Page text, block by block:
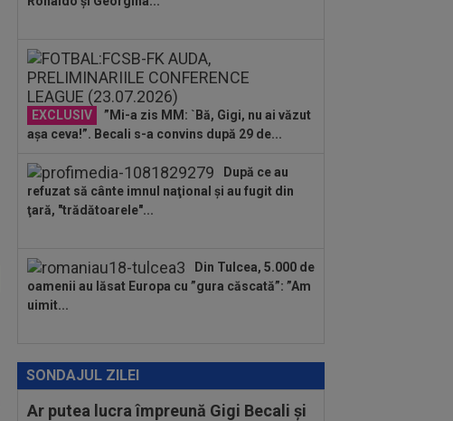
07:11 EXCLUSIV
”E grav ce se
07:10
Nana Falemi i-a spus lui Gigi
Becali ce decizie să ia cu Marius Baciu:
"Nu are...
00:46
VIDEO
Daniel Pancu a
”explodat”, după UTA - Rapid: ”Mamă,
00:41
EXCLUSIV
Atacant pentru
FCSB! A făcut anunțul ÎN DIRECT: ”Îi dau
eu lui Gigi unul bun”
EXCLUSIV
”Mi-a zis MM: `Bă, Gigi, nu ai văzut
așa ceva!”. Becali s-a convins după 29 de...
După ce au
refuzat să cânte imnul naţional şi au fugit din
ţară, "trădătoarele"...
Din Tulcea, 5.000 de
oamenii au lăsat Europa cu ”gura căscată”: ”Am
uimit...
SONDAJUL ZILEI
Ar putea lucra împreună Gigi Becali și